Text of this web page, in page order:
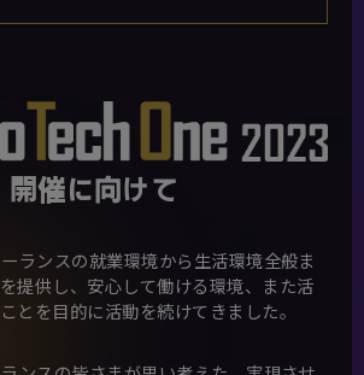
開催に向けて
ランスの就業環境から生活環境全般ま
提供し、安心して働ける環境、また活
とを目的に活動を続けてきました。